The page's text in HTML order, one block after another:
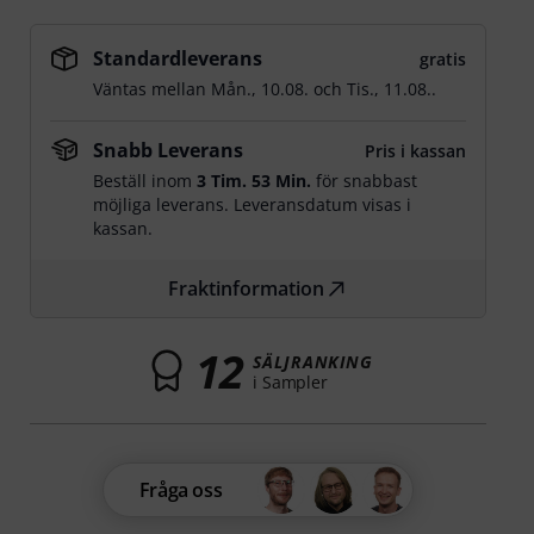
Standardleverans
gratis
Väntas mellan Mån., 10.08. ochTis., 11.08..
Snabb Leverans
Pris i kassan
Beställ inom3 Tim. 53 Min. för snabbast
möjliga leverans. Leveransdatum visas i
kassan.
Fraktinformation
12 SÄLJRANKING
i Sampler
Fråga oss